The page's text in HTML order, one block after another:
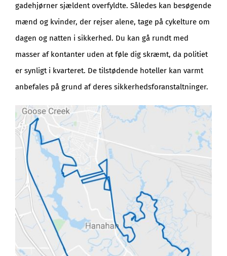
gadehjørner sjældent overfyldte. Således kan besøgende
mænd og kvinder, der rejser alene, tage på cykelture om
dagen og natten i sikkerhed. Du kan gå rundt med
masser af kontanter uden at føle dig skræmt, da politiet
er synligt i kvarteret. De tilstødende hoteller kan varmt
anbefales på grund af deres sikkerhedsforanstaltninger.